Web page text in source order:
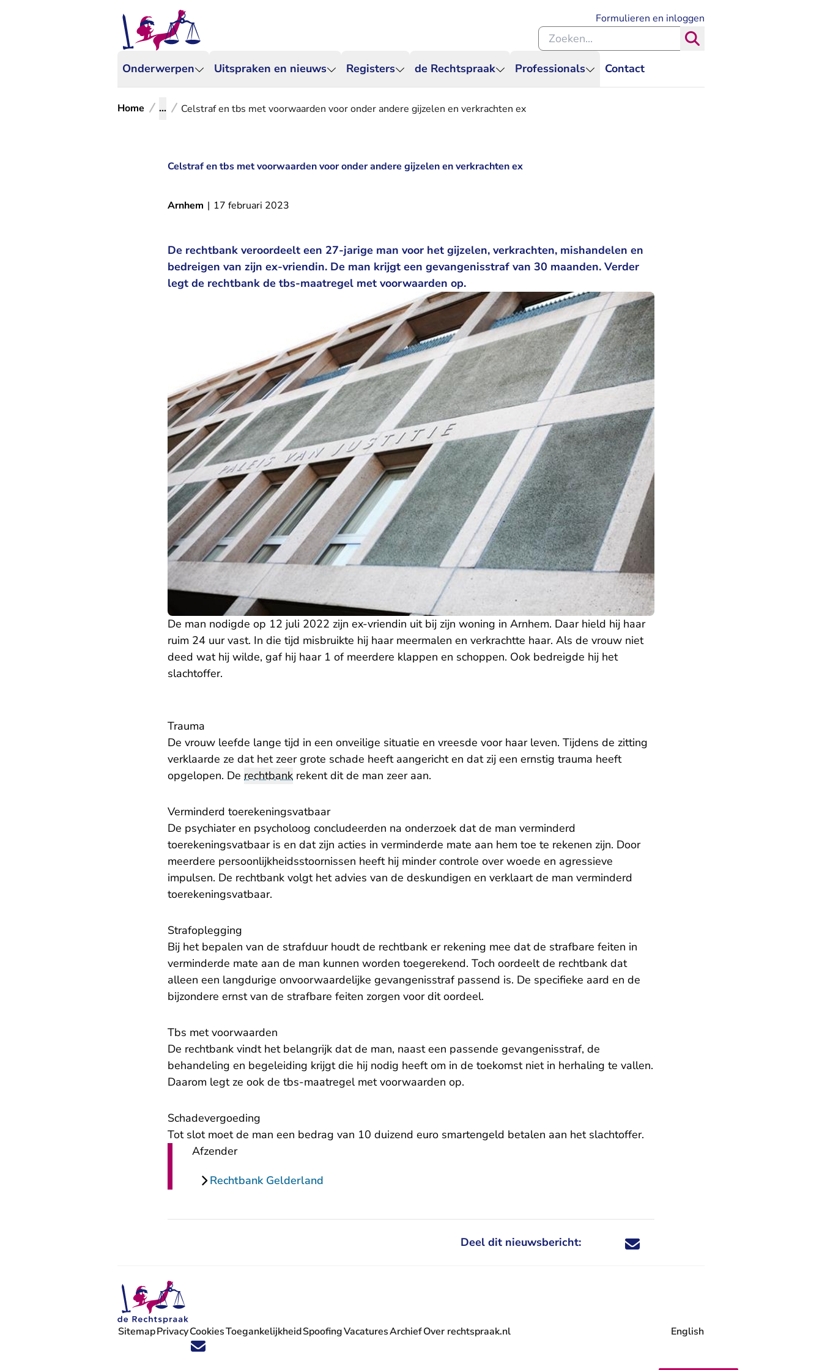
Onderwerpen Uitspraken en nieuws Registers de Rechtspraak Professionals Contact
Formulieren en inloggen
Zoeken binnen de Rechtspraak
Home ... Celstraf en tbs met voorwaarden voor onder andere gijzelen en verkrachten ex
Celstraf en tbs met voorwaarden voor onder andere gijzelen en verkrachten ex
Arnhem | 17 februari 2023
De rechtbank veroordeelt een 27-jarige man voor het gijzelen, verkrachten, mishandelen en
bedreigen van zijn ex-vriendin. De man krijgt een gevangenisstraf van 30 maanden. Verder
legt de rechtbank de tbs-maatregel met voorwaarden op.
De man nodigde op 12 juli 2022 zijn ex-vriendin uit bij zijn woning in Arnhem. Daar hield hij haar
ruim 24 uur vast. In die tijd misbruikte hij haar meermalen en verkrachtte haar. Als de vrouw niet
deed wat hij wilde, gaf hij haar 1 of meerdere klappen en schoppen. Ook bedreigde hij het
slachtoffer.
Trauma
De vrouw leefde lange tijd in een onveilige situatie en vreesde voor haar leven. Tijdens de zitting
verklaarde ze dat het zeer grote schade heeft aangericht en dat zij een ernstig trauma heeft
opgelopen. De rechtbank rekent dit de man zeer aan.
Verminderd toerekeningsvatbaar
De psychiater en psycholoog concludeerden na onderzoek dat de man verminderd
toerekeningsvatbaar is en dat zijn acties in verminderde mate aan hem toe te rekenen zijn. Door
meerdere persoonlijkheidsstoornissen heeft hij minder controle over woede en agressieve
impulsen. De rechtbank volgt het advies van de deskundigen en verklaart de man verminderd
toerekeningsvatbaar.
Strafoplegging
Bij het bepalen van de strafduur houdt de rechtbank er rekening mee dat de strafbare feiten in
verminderde mate aan de man kunnen worden toegerekend. Toch oordeelt de rechtbank dat
alleen een langdurige onvoorwaardelijke gevangenisstraf passend is. De specifieke aard en de
bijzondere ernst van de strafbare feiten zorgen voor dit oordeel.
Tbs met voorwaarden
De rechtbank vindt het belangrijk dat de man, naast een passende gevangenisstraf, de
behandeling en begeleiding krijgt die hij nodig heeft om in de toekomst niet in herhaling te vallen.
Daarom legt ze ook de tbs-maatregel met voorwaarden op.
Schadevergoeding
Tot slot moet de man een bedrag van 10 duizend euro smartengeld betalen aan het slachtoffer.
Afzender
Rechtbank Gelderland
Deel dit nieuwsbericht: Deel dit nieuwsbericht via X - U verlaat
Deel dit nieuwsbericht via Facebook - U
Deel dit nieuwsbericht via e-mail
Deel dit nieuwsbericht via LinkedIn - U
Volg ons op X (Twitter) - U verlaat Rechtspraak.nl
Volg ons op Facebook - U verlaat Rechtspraak.nl
Volg ons op Instagram - U verlaat Rechtspraak.nl
Volg ons op Youtube - U verlaat Rechtspraak.nl
Volg ons op LinkedIn - U verlaat Rechtspraak.nl
'Blijf op de hoogte' nieuwsbrief - U verlaat Rechtspraak.nl
SitemapPrivacyCookiesToegankelijkheidSpoofingVacatures
- U verlaat Rechtspraak.nl
ArchiefOver rechtspraak.nl English